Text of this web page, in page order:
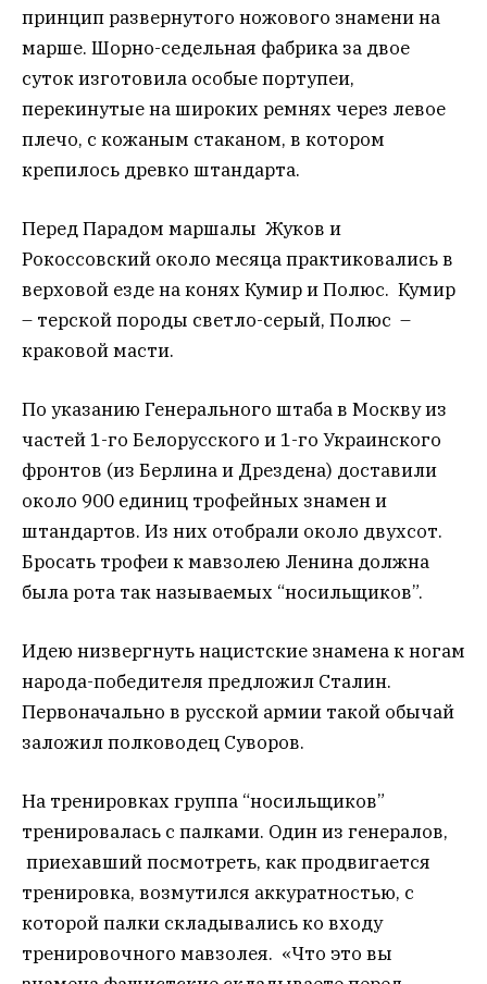
принцип развернутого ножового знамени на
марше. Шорно-седельная фабрика за двое
суток изготовила особые портупеи,
перекинутые на широких ремнях через левое
плечо, с кожаным стаканом, в котором
крепилось древко штандарта.
Перед Парадом маршалы Жуков и
Рокоссовский около месяца практиковались в
верховой езде на конях Кумир и Полюс. Кумир
– терской породы светло-серый, Полюс –
краковой масти.
По указанию Генерального штаба в Москву из
частей 1-го Белорусского и 1-го Украинского
фронтов (из Берлина и Дрездена) доставили
около 900 единиц трофейных знамен и
штандартов. Из них отобрали около двухсот.
Бросать трофеи к мавзолею Ленина должна
была рота так называемых “носильщиков”.
Идею низвергнуть нацистские знамена к ногам
народа-победителя предложил Сталин.
Первоначально в русской армии такой обычай
заложил полководец Суворов.
На тренировках группа “носильщиков”
тренировалась с палками. Один из генералов,
приехавший посмотреть, как продвигается
тренировка, возмутился аккуратностью, с
которой палки складывались ко входу
тренировочного мавзолея. «Что это вы